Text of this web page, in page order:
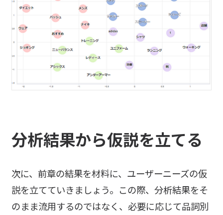
分析結果から仮説を立てる
次に、前章の結果を材料に、ユーザーニーズの仮
説を立てていきましょう。この際、分析結果をそ
のまま流用するのではなく、必要に応じて品詞別